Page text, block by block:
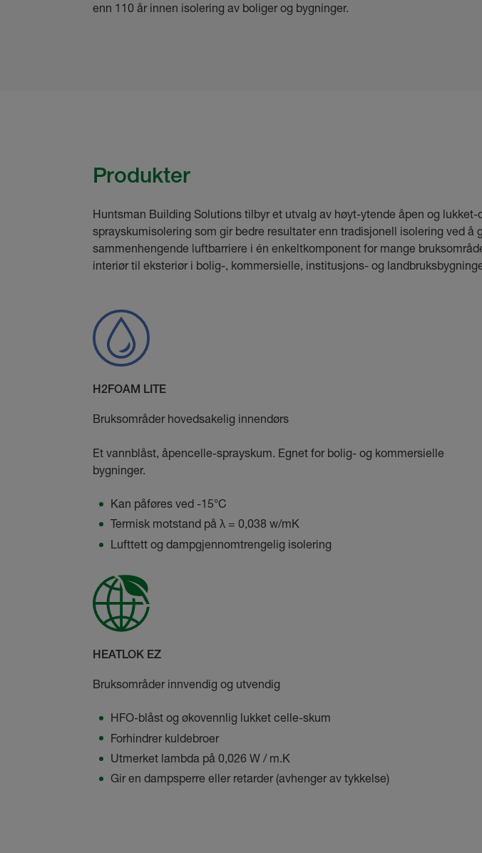
enn 110 år innen isolering av boliger og bygninger.
Produkter
Huntsman Building Solutions tilbyr et utvalg av høyt-ytende åpen og lukket-
sprayskumisolering som gir bedre resultater enn tradisjonell isolering ved å
sammenhengende luftbarriere i én enkeltkomponent for mange
interiør til eksteriør i bolig-, kommersielle, institusjons- og
H2FOAM LITE
Bruksområder hovedsakelig innendørs
Et vannblåst, åpencelle-sprayskum. Egnet for bolig- og kommersielle
bygninger.
Kan påføres ved -15°C
Termisk motstand på λ = 0,038 w/mK
Lufttett og dampgjennomtrengelig isolering
HEATLOK EZ
Bruksområder innvendig og utvendig
HFO-blåst og økovennlig lukket celle-skum
Forhindrer kuldebroer
Utmerket lambda på 0,026 W / m.K
Gir en dampsperre eller retarder (avhenger av tykkelse)